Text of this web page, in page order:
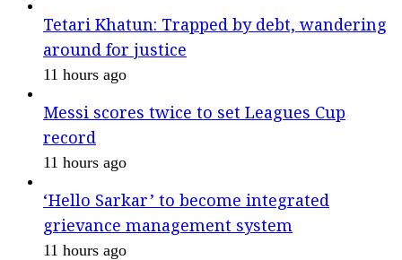
Tetari Khatun: Trapped by debt, wandering
around for justice
11 hours ago
Messi scores twice to set Leagues Cup
record
11 hours ago
‘Hello Sarkar’ to become integrated
grievance management system
11 hours ago